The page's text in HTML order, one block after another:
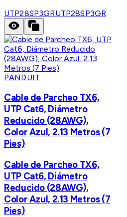
UTP28SP3GRUTP28SP3GR
PANDUIT
Cable de Parcheo TX6,
UTP Cat6, Diámetro
Reducido (28AWG),
Color Azul, 2.13 Metros (7
Pies)
Cable de Parcheo TX6,
UTP Cat6, Diámetro
Reducido (28AWG),
Color Azul, 2.13 Metros (7
Pies)